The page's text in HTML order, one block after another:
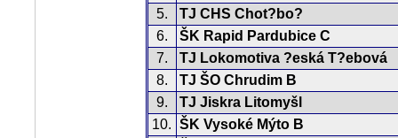
5.
TJ CHS Chot?bo?
6.
ŠK Rapid Pardubice C
7.
TJ Lokomotiva ?eská T?ebová
8.
TJ ŠO Chrudim B
9.
TJ Jiskra Litomyšl
10. ŠK Vysoké Mýto B